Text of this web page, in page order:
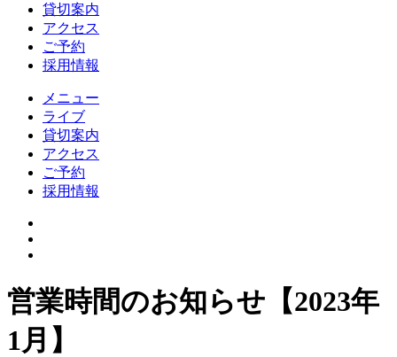
貸切案内
アクセス
ご予約
採用情報
メニュー
ライブ
貸切案内
アクセス
ご予約
採用情報
営業時間のお知らせ【2023年
1月】